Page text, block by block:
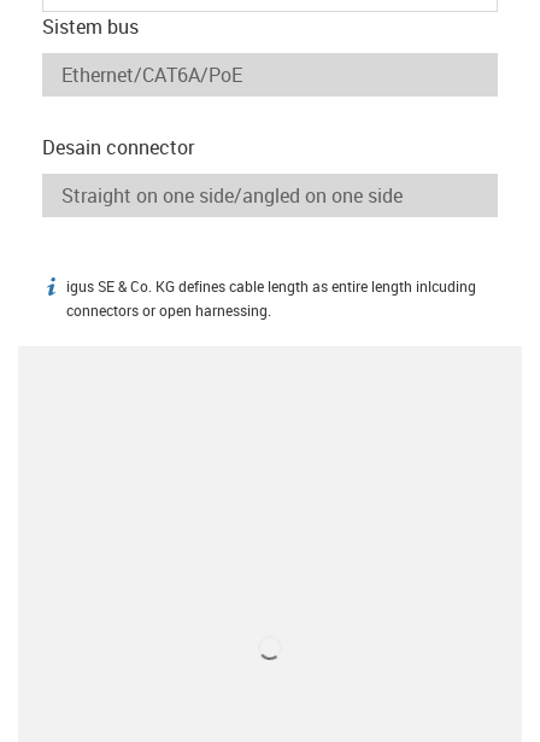
Sistem bus
Desain connector
igus-icon-info
igus SE & Co. KG defines cable length as entire length inlcuding
connectors or open harnessing.